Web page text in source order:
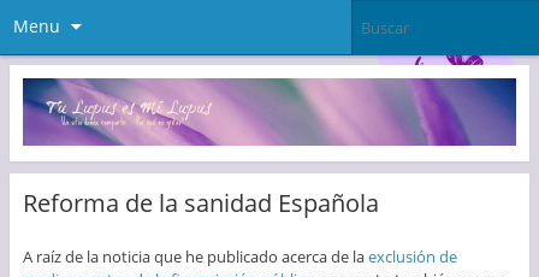
Menu
Reforma de la sanidad Española
A raíz de la noticia que he publicado acerca de laexclusión de